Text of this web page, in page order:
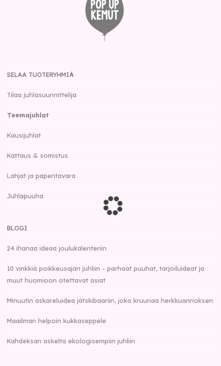
SELAA TUOTERYHMIÄ
Tilaa juhlasuunnittelija
Teemajuhlat
Kausijuhlat
Kattaus & somistus
Lahjat ja paperitavara
Juhlapuuha
BLOGI
24 ihanaa ideaa joulukalenteriin
10 vinkkiä poikkeusajan juhliin - parhaat puuhat, tarjoiluideat ja
muut huomioon otettavat asiat
Minuutin askareluidea jätskibaariin, joka kruunaa herkkuannoksen
Maailman helpoin kukkaseppele
Kahdeksan askelta ekologisempiin juhliin